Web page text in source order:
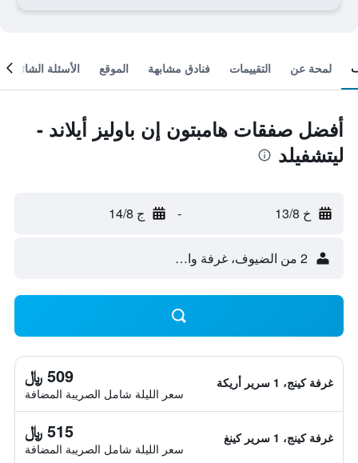
لمحة عن التقييمات فنادق مشابهة الموقع الأسئلة الشائعة
أفضل صفقات هامبتون إن باوليز أيلاند -
ليتشفيلد
خ 13/8 - ج 14/8
2 من الضيوف، غرفة واحدة
غرفة كينج، 1 سرير أريكة 509 ﷼
سعر الليلة شامل الصريبة المضافة
غرفة كينج، 1 سرير كينغ 515 ﷼
سعر الليلة شامل الصريبة المضافة